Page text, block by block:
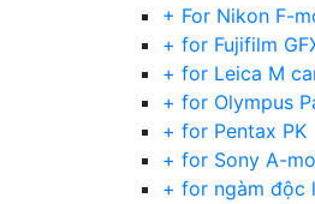
+ For Nikon F-
+ for Fujifilm
+ for Leica M
+ for Olympus
+ for Pentax PK
+ for Sony A-
+ for ngàm độc